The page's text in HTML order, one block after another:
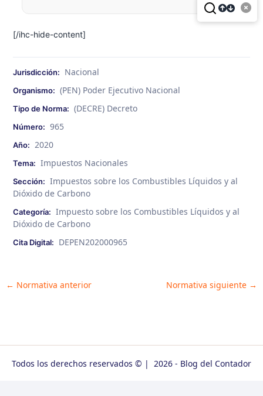
[/ihc-hide-content]
Jurisdicción: Nacional
Organismo: (PEN) Poder Ejecutivo Nacional
Tipo de Norma: (DECRE) Decreto
Número: 965
Año: 2020
Tema: Impuestos Nacionales
Sección: Impuestos sobre los Combustibles Líquidos y al
Dióxido de Carbono
Categoría: Impuesto sobre los Combustibles Líquidos y al
Dióxido de Carbono
Cita Digital: DEPEN202000965
Post
← Normativa anterior Normativa siguiente →
Todos los derechos reservados © | 2026 - Blog del Contador